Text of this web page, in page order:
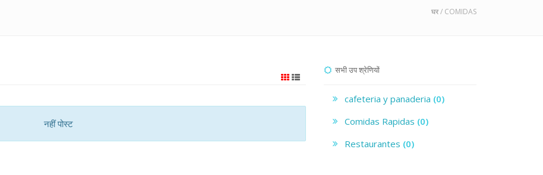
घर/ COMIDAS
नहीं पोस्ट
सभी उप श्रेणियों
cafeteria y panaderia
(0)
Comidas Rapidas
(0)
Restaurantes
(0)